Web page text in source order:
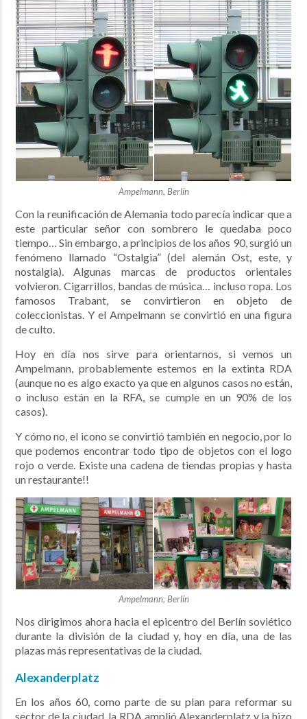
Ampelmann, Berlín
Con la reunificación de Alemania todo parecía indicar que a
este particular señor con sombrero le quedaba poco
tiempo… Sin embargo, a principios de los años 90, surgió un
fenómeno llamado “Ostalgia” (del alemán Ost, este, y
nostalgia). Algunas marcas de productos orientales
volvieron. Cigarrillos, bandas de música… incluso ropa. Los
famosos Trabant, se convirtieron en objeto de
coleccionistas. Y el Ampelmann se convirtió en una figura
de culto.
Hoy en día nos sirve para orientarnos, si vemos un
Ampelmann, probablemente estemos en la extinta RDA
(aunque no es algo exacto ya que en algunos casos no están,
o incluso están en la RFA, se cumple en un 90% de los
casos).
Y cómo no, el icono se convirtió también en negocio, por lo
que podemos encontrar todo tipo de objetos con el logo
rojo o verde. Existe una cadena de tiendas propias y hasta
un restaurante!!
Ampelmann, Berlín
Nos dirigimos ahora hacia el epicentro del Berlín soviético
durante la división de la ciudad y, hoy en día, una de las
plazas más representativas de la ciudad.
Alexanderplatz
En los años 60, como parte de su plan para reformar su
sector de la ciudad, la RDA amplió Alexanderplatz y la hizo